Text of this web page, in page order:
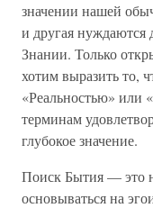
значении нашей
и другая нуждаются
Знании. Только
хотим выразить то,
«Реальностью» или
терминам
глубокое значение.
Поиск Бытия — это
основываться на